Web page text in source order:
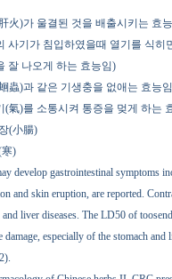
火)가 울결된 것을 배출시키는 효
사기가 침입하였을때 열기를 식히
잘 나오게 하는 효능임)
蟲)과 같은 기생충을 없애는 효능
(氣)를 소통시켜 통증을 멎게 하는
(小腸)
寒)
develop gastrointestinal symptoms
and skin eruption, are reported.
liver diseases. The LD50 of
especially of the stomach